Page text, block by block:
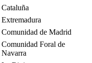
Cataluña
Extremadura
Comunidad de Madrid
Comunidad Foral de
Navarra